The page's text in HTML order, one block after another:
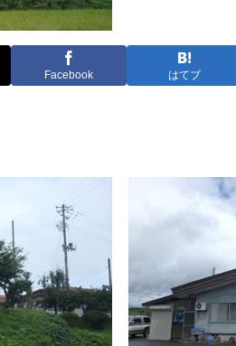
Facebook はてブ